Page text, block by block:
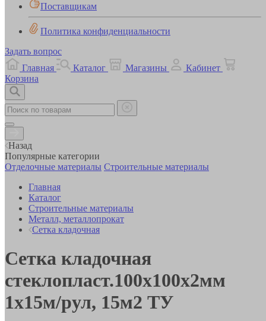
Поставщикам
Политика конфиденциальности
Задать вопрос
Главная
Каталог Магазины
Кабинет
Корзина
Назад
Популярные категории
Отделочные материалы Строительные материалы
Главная
Каталог
Строительные материалы
Металл, металлопрокат
Сетка кладочная
Сетка кладочная
стеклопласт.100х100х2мм
1х15м/рул, 15м2 ТУ